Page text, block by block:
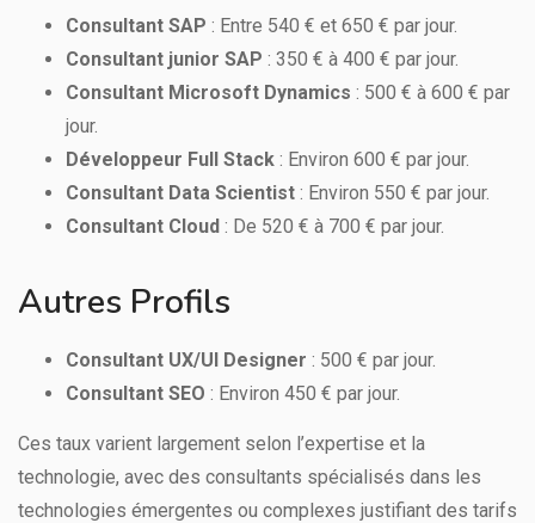
Consultant SAP : Entre 540 € et 650 € par jour.
Consultant junior SAP : 350 € à 400 € par jour.
Consultant Microsoft Dynamics : 500 € à 600 € par
jour.
Développeur Full Stack : Environ 600 € par jour.
Consultant Data Scientist : Environ 550 € par jour.
Consultant Cloud : De 520 € à 700 € par jour.
Autres Profils
Consultant UX/UI Designer : 500 € par jour.
Consultant SEO : Environ 450 € par jour.
Ces taux varient largement selon l’expertise et la
technologie, avec des consultants spécialisés dans les
technologies émergentes ou complexes justifiant des tarifs